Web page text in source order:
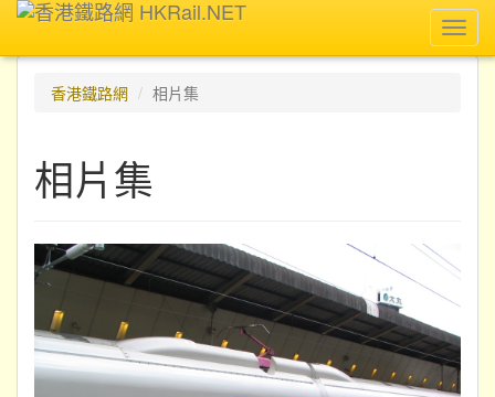
香港鐵路網
相片集
相片集